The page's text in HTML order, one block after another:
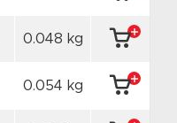
0.048 kg
0.054 kg